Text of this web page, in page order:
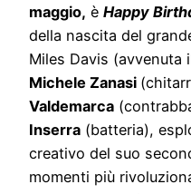
maggio, è Happy
della nascita del
Miles Davis (avvenuta
Michele Zanasi
Valdemarca
Inserra (batteria),
creativo del suo
momenti più